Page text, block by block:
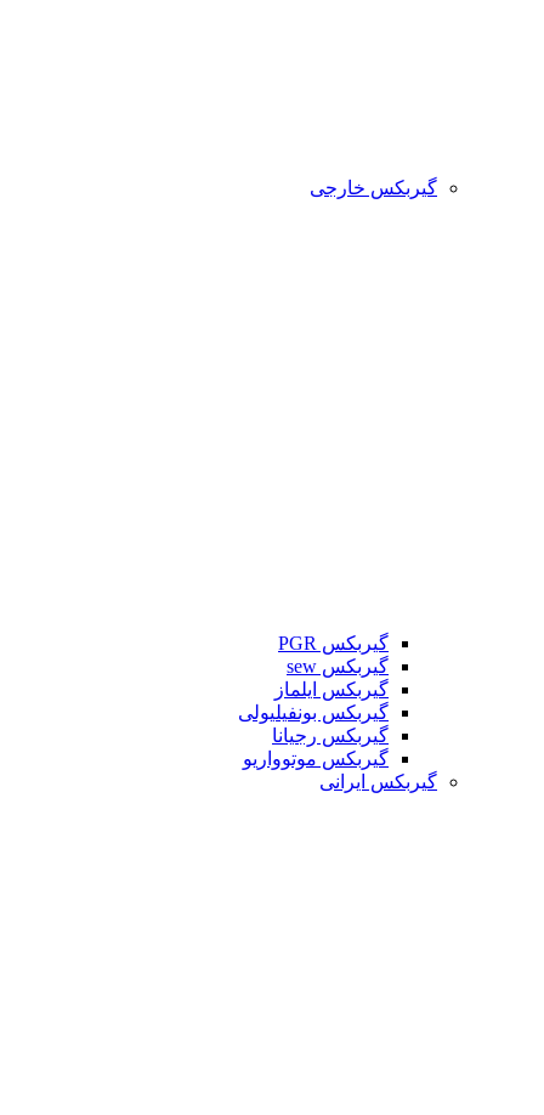
گیربکس خارجی
گیربکس PGR
گیربکس sew
گیربکس ایلماز
گیربکس بونفیلیولی
گیربکس رجیانا
گیربکس موتوواریو
گیربکس ایرانی